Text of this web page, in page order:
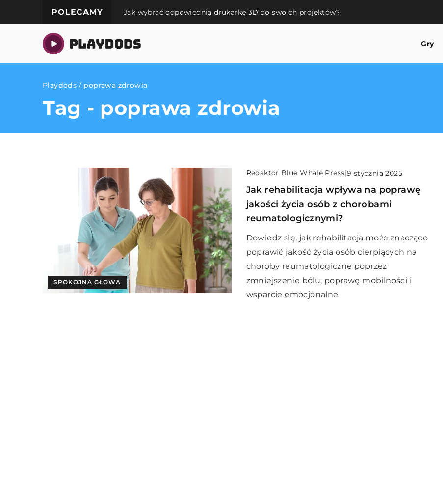
POLECAMY Jak wybrać odpowiednią drukarkę 3D do swoich projektów?
Gry
Playdods / poprawa zdrowia
Tag - poprawa zdrowia
SPOKOJNA GŁOWA
Redaktor Blue Whale Press|9 stycznia 2025
Jak rehabilitacja wpływa na poprawę
jakości życia osób z chorobami
reumatologicznymi?
Dowiedz się, jak rehabilitacja może znacząco
poprawić jakość życia osób cierpiących na
choroby reumatologiczne poprzez
zmniejszenie bólu, poprawę mobilności i
wsparcie emocjonalne.